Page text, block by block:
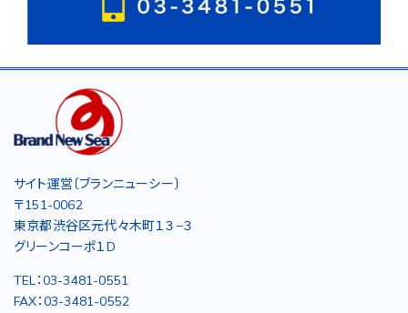
サイト運営〔ブランニューシー〕
〒151-0062
東京都渋谷区元代々木町１３−３
グリーンコーポ１D
TEL：03-3481-0551
FAX：03-3481-0552